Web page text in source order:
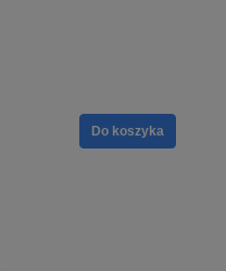
Do koszyka